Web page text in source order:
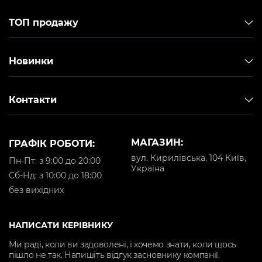
ТОП продажу
Новинки
Контакти
МАГАЗИН:
вул. Кирилівська, 104 Київ,
Україна
ГРАФІК РОБОТИ:
Пн-Пт: з 9:00 до 20:00
Cб-Нд: з 10:00 до 18:00
без вихідних
НАПИСАТИ КЕРІВНИКУ
Ми раді, коли ви задоволені, і хочемо знати, коли щось
пішло не так. Напишіть відгук засновнику компанії.